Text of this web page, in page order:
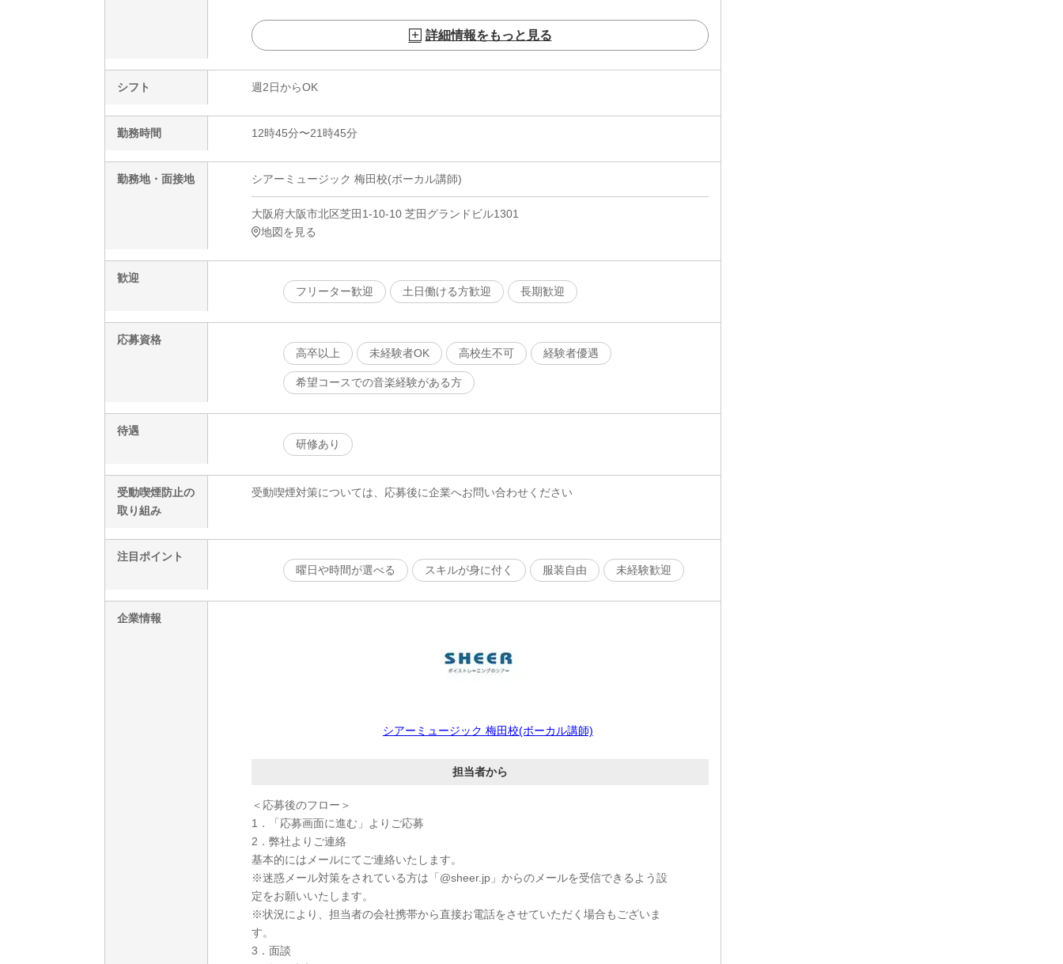
詳細情報をもっと見る
シフト 週2日からOK
勤務時間 12時45分〜21時45分
勤務地・面接地 シアーミュージック 梅田校(ボーカル講師)
大阪府大阪市北区芝田1-10-10 芝田グランドビル1301
地図を見る
歓迎
フリーター歓迎
土日働ける方歓迎 長期歓迎
応募資格
高卒以上
未経験者OK 高校生不可 経験者優遇
希望コースでの音楽経験がある方
待遇
研修あり
受動喫煙防止の
取り組み
受動喫煙対策については、応募後に企業へお問い合わせください
注目ポイント
曜日や時間が選べる
スキルが身に付く 服装自由 未経験歓迎
企業情報
シアーミュージック 梅田校(ボーカル講師)
担当者から
＜応募後のフロー＞
1．「応募画面に進む」よりご応募
2．弊社よりご連絡
基本的にはメールにてご連絡いたします。
※迷惑メール対策をされている方は「@sheer.jp」からのメールを受信できるよう設
定をお願いいたします。
※状況により、担当者の会社携帯から直接お電話をさせていただく場合もございま
す。
3．面談